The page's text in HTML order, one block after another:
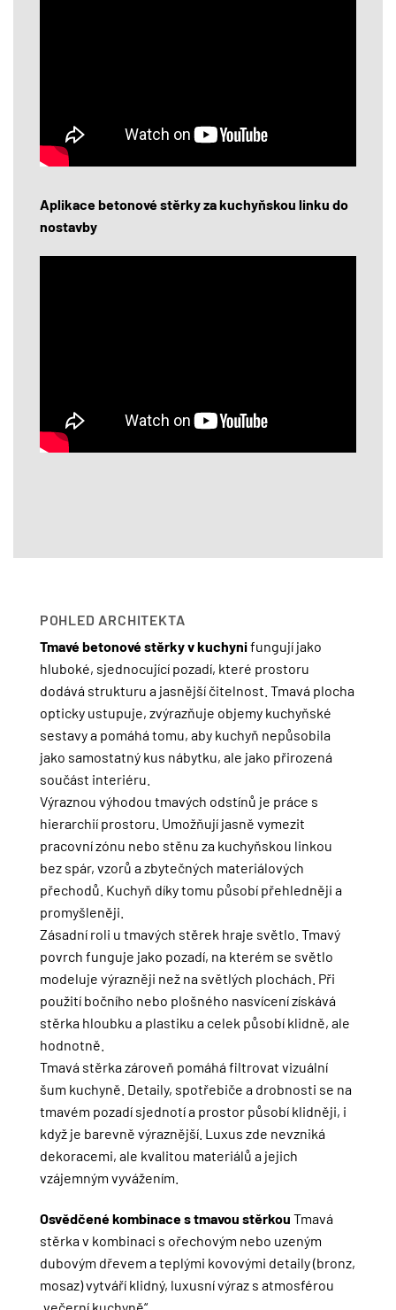
Aplikace betonové stěrky za kuchyňskou linku do
nostavby
POHLED ARCHITEKTA
Tmavé betonové stěrky v kuchynifungují jako
hluboké, sjednocující pozadí, které prostoru
dodává strukturu a jasnější čitelnost. Tmavá plocha
opticky ustupuje, zvýrazňuje objemy kuchyňské
sestavy a pomáhá tomu, aby kuchyň nepůsobila
jako samostatný kus nábytku, ale jako přirozená
součást interiéru.
Výraznou výhodou tmavých odstínů je práce s
hierarchií prostoru. Umožňují jasně vymezit
pracovní zónu nebo stěnu za kuchyňskou linkou
bez spár, vzorů a zbytečných materiálových
přechodů. Kuchyň díky tomu působí přehledněji a
promyšleněji.
Zásadní roli u tmavých stěrek hraje světlo. Tmavý
povrch funguje jako pozadí, na kterém se světlo
modeluje výrazněji než na světlých plochách. Při
použití bočního nebo plošného nasvícení získává
stěrka hloubku a plastiku a celek působí klidně, ale
hodnotně.
Tmavá stěrka zároveň pomáhá filtrovat vizuální
šum kuchyně. Detaily, spotřebiče a drobnosti se na
tmavém pozadí sjednotí a prostor působí klidněji, i
když je barevně výraznější. Luxus zde nevzniká
dekoracemi, ale kvalitou materiálů a jejich
vzájemným vyvážením.
Osvědčené kombinace s tmavou stěrkou Tmavá
stěrka v kombinaci s ořechovým nebo uzeným
dubovým dřevem a teplými kovovými detaily (bronz,
mosaz) vytváří klidný, luxusní výraz s atmosférou